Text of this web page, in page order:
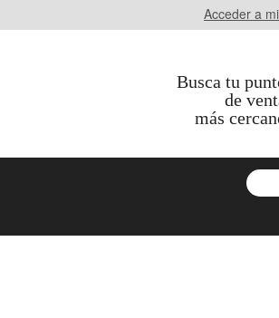
Acceder a
Busca tu
de
más